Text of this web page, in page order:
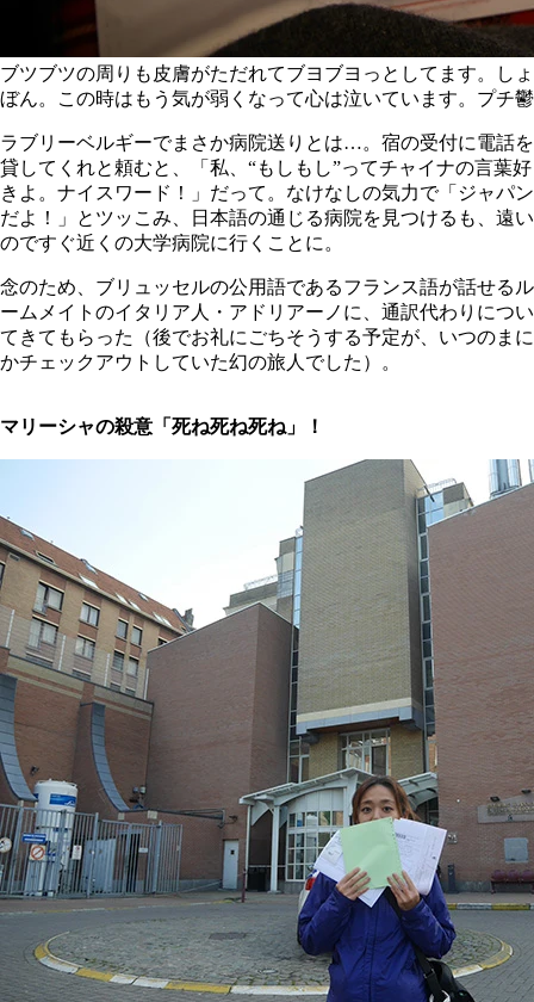
ブツブツの周りも皮膚がただれてブヨブヨっとしてます。しょ
ぼん。この時はもう気が弱くなって心は泣いています。プチ鬱
ラブリーベルギーでまさか病院送りとは…。宿の受付に電話を
貸してくれと頼むと、「私、“もしもし”ってチャイナの言葉好
きよ。ナイスワード！」だって。なけなしの気力で「ジャパン
だよ！」とツッこみ、日本語の通じる病院を見つけるも、遠い
のですぐ近くの大学病院に行くことに。
念のため、ブリュッセルの公用語であるフランス語が話せるル
ームメイトのイタリア人・アドリアーノに、通訳代わりについ
てきてもらった（後でお礼にごちそうする予定が、いつのまに
かチェックアウトしていた幻の旅人でした）。
マリーシャの殺意「死ね死ね死ね」！